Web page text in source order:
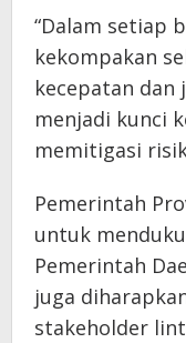
“Dalam setiap
kekompakan
kecepatan dan
menjadi kunci
memitigasi
Pemerintah
untuk
Pemerintah
juga
stakeholder